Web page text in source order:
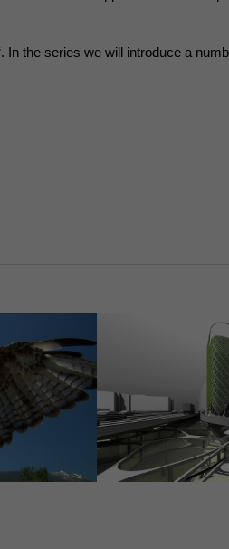
In the series we will introduce a